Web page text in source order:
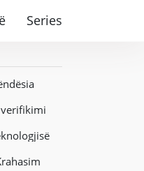
Series